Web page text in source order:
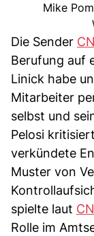
Mike
Die Sender
Berufung auf
Linick habe
Mitarbeiter
selbst und
Pelosi
verkündete
Muster von
spielte laut
Rolle im